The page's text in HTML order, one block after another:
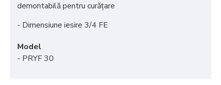
demontabilă pentru curățare
- Dimensiune iesire 3/4 FE
Model
- PRYF 30